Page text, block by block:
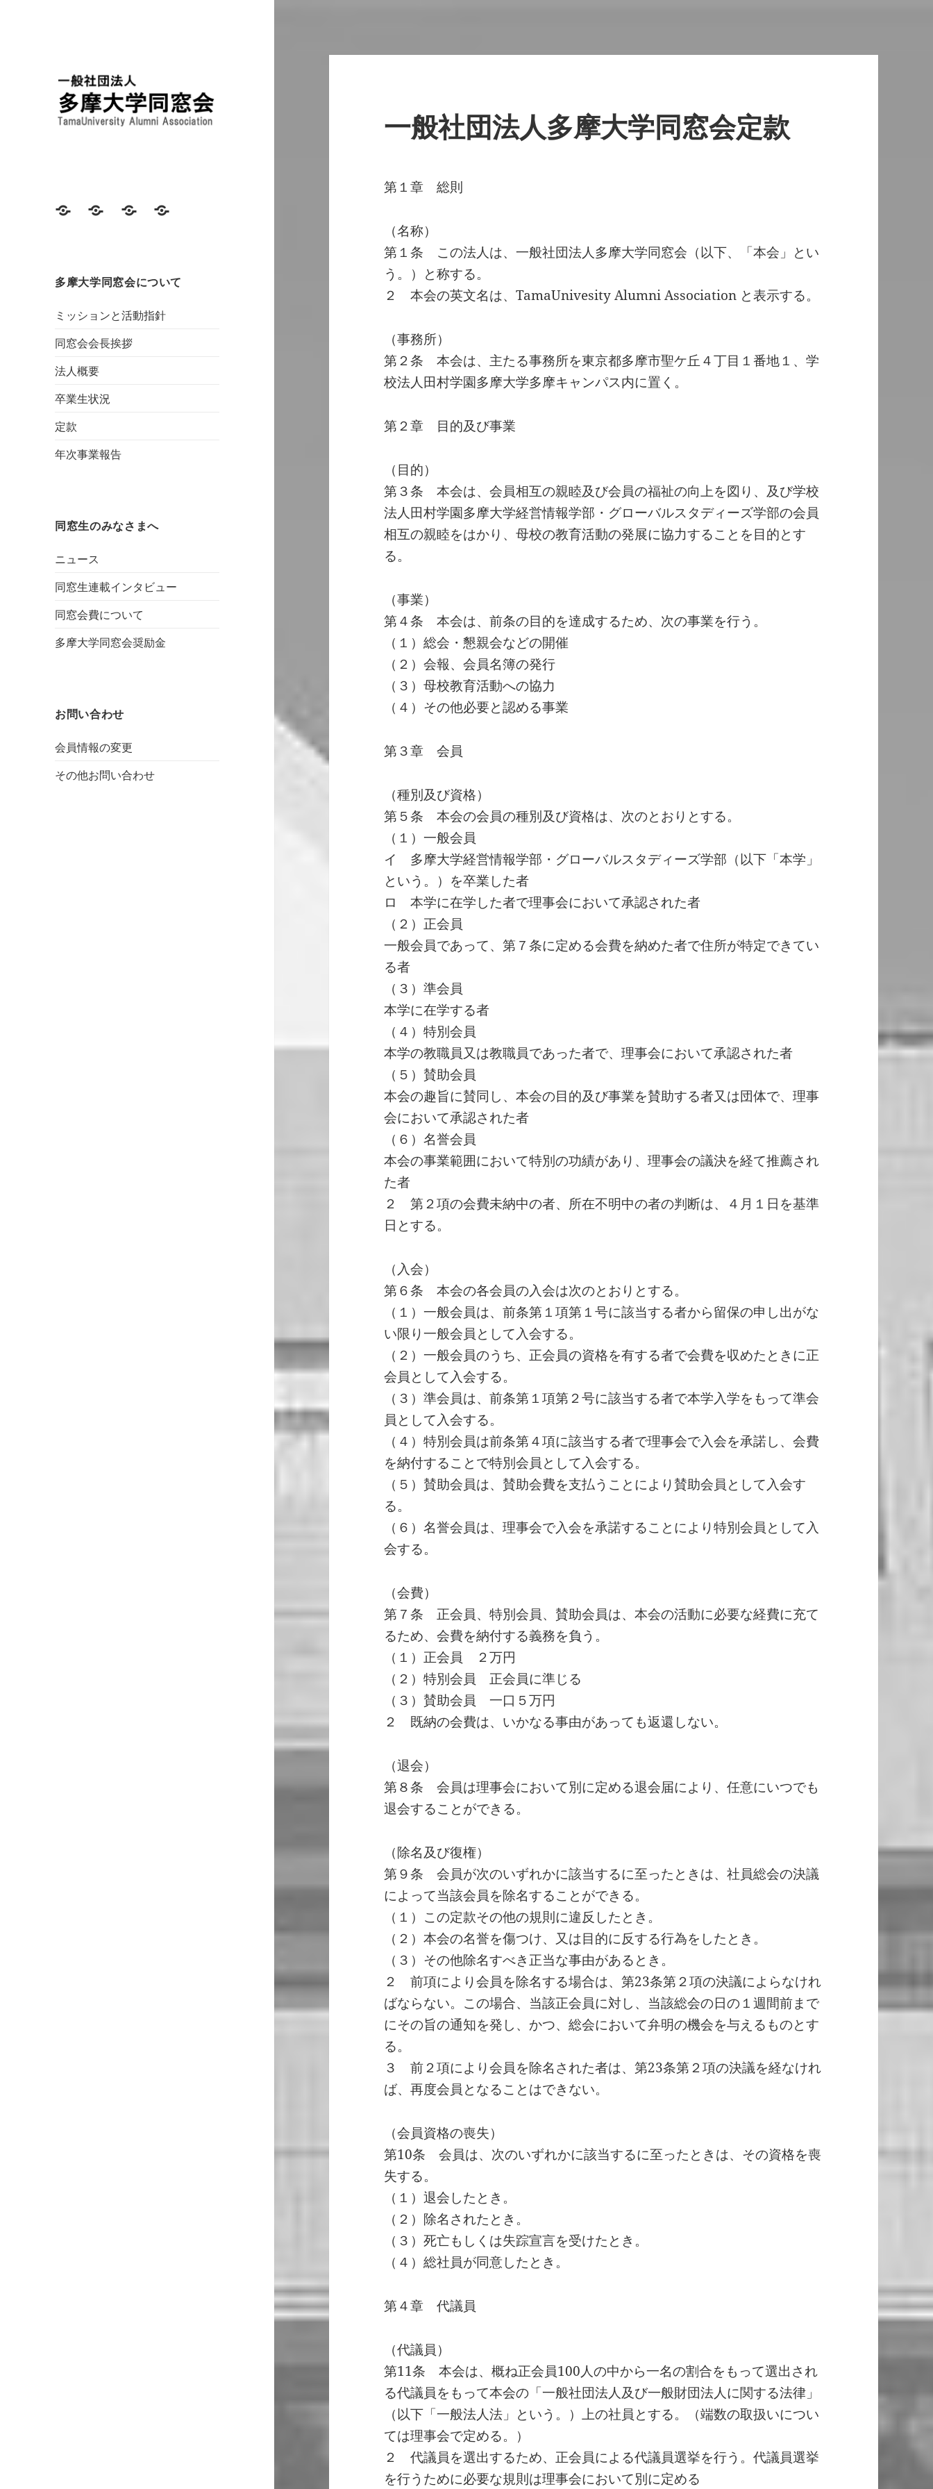
ニ
ス
同
連
イ
ン
タ
ュ
同
費
つ
い
多
学
窓
多摩大学同窓会について
ミッションと活動指針
同窓会会長挨拶
法人概要
卒業生状況
定款
年次事業報告
同窓生のみなさまへ
ニュース
同窓生連載インタビュー
同窓会費について
多摩大学同窓会奨励金
お問い合わせ
会員情報の変更
その他お問い合わせ
一般社団法人多摩大学同窓会定款
第１章 総則
（名称）
第１条 この法人は、一般社団法人多摩大学同窓会（以下、「本会」とい
う。）と称する。
２ 本会の英文名は、TamaUnivesity Alumni Association と表示する。
（事務所）
第２条 本会は、主たる事務所を東京都多摩市聖ケ丘４丁目１番地１、学
校法人田村学園多摩大学多摩キャンパス内に置く。
第２章 目的及び事業
（目的）
第３条 本会は、会員相互の親睦及び会員の福祉の向上を図り、及び学校
法人田村学園多摩大学経営情報学部・グローバルスタディーズ学部の会員
相互の親睦をはかり、母校の教育活動の発展に協力することを目的とす
る。
（事業）
第４条 本会は、前条の目的を達成するため、次の事業を行う。
（１）総会・懇親会などの開催
（２）会報、会員名簿の発行
（３）母校教育活動への協力
（４）その他必要と認める事業
第３章 会員
（種別及び資格）
第５条 本会の会員の種別及び資格は、次のとおりとする。
（１）一般会員
イ 多摩大学経営情報学部・グローバルスタディーズ学部（以下「本学」
という。）を卒業した者
ロ 本学に在学した者で理事会において承認された者
（２）正会員
一般会員であって、第７条に定める会費を納めた者で住所が特定できてい
る者
（３）準会員
本学に在学する者
（４）特別会員
本学の教職員又は教職員であった者で、理事会において承認された者
（５）賛助会員
本会の趣旨に賛同し、本会の目的及び事業を賛助する者又は団体で、理事
会において承認された者
（６）名誉会員
本会の事業範囲において特別の功績があり、理事会の議決を経て推薦され
た者
２ 第２項の会費未納中の者、所在不明中の者の判断は、４月１日を基準
日とする。
（入会）
第６条 本会の各会員の入会は次のとおりとする。
（１）一般会員は、前条第１項第１号に該当する者から留保の申し出がな
い限り一般会員として入会する。
（２）一般会員のうち、正会員の資格を有する者で会費を収めたときに正
会員として入会する。
（３）準会員は、前条第１項第２号に該当する者で本学入学をもって準会
員として入会する。
（４）特別会員は前条第４項に該当する者で理事会で入会を承諾し、会費
を納付することで特別会員として入会する。
（５）賛助会員は、賛助会費を支払うことにより賛助会員として入会す
る。
（６）名誉会員は、理事会で入会を承諾することにより特別会員として入
会する。
（会費）
第７条 正会員、特別会員、賛助会員は、本会の活動に必要な経費に充て
るため、会費を納付する義務を負う。
（１）正会員 ２万円
（２）特別会員 正会員に準じる
（３）賛助会員 一口５万円
２ 既納の会費は、いかなる事由があっても返還しない。
（退会）
第８条 会員は理事会において別に定める退会届により、任意にいつでも
退会することができる。
（除名及び復権）
第９条 会員が次のいずれかに該当するに至ったときは、社員総会の決議
によって当該会員を除名することができる。
（１）この定款その他の規則に違反したとき。
（２）本会の名誉を傷つけ、又は目的に反する行為をしたとき。
（３）その他除名すべき正当な事由があるとき。
２ 前項により会員を除名する場合は、第23条第２項の決議によらなけれ
ばならない。この場合、当該正会員に対し、当該総会の日の１週間前まで
にその旨の通知を発し、かつ、総会において弁明の機会を与えるものとす
る。
３ 前２項により会員を除名された者は、第23条第２項の決議を経なけれ
ば、再度会員となることはできない。
（会員資格の喪失）
第10条 会員は、次のいずれかに該当するに至ったときは、その資格を喪
失する。
（１）退会したとき。
（２）除名されたとき。
（３）死亡もしくは失踪宣言を受けたとき。
（４）総社員が同意したとき。
第４章 代議員
（代議員）
第11条 本会は、概ね正会員100人の中から一名の割合をもって選出され
る代議員をもって本会の「一般社団法人及び一般財団法人に関する法律」
（以下「一般法人法」という。）上の社員とする。（端数の取扱いについ
ては理事会で定める。）
２ 代議員を選出するため、正会員による代議員選挙を行う。代議員選挙
を行うために必要な規則は理事会において別に定める